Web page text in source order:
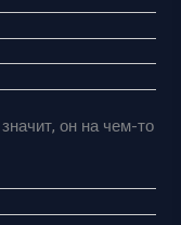
он на чем-то